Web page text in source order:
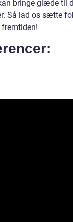
bringe glæde til
Så lad os sætte